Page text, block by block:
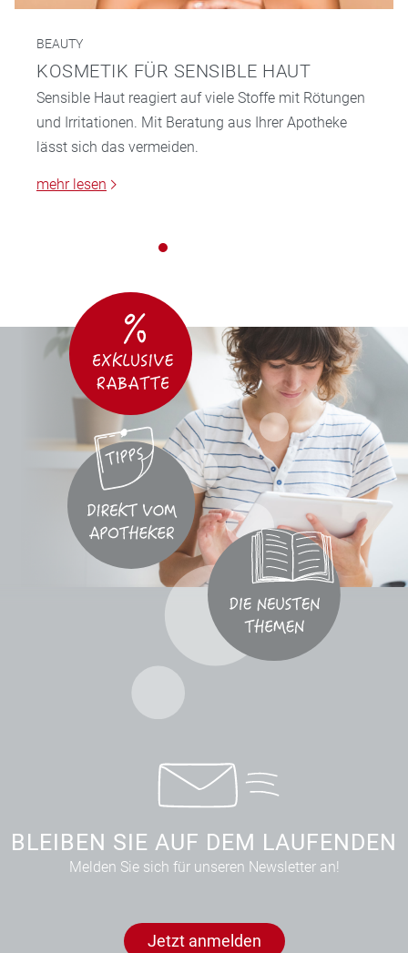
BEAUTY
KOSMETIK FÜR SENSIBLE HAUT
Sensible Haut reagiert auf viele Stoffe mit Rötungen
und Irritationen. Mit Beratung aus Ihrer Apotheke
lässt sich das vermeiden.
mehr lesen
BLEIBEN SIE AUF DEM LAUFENDEN
Melden Sie sich für unseren Newsletter an!
Jetzt anmelden